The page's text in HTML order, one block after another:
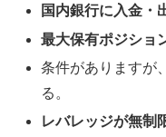
国内銀行に入金・
最大保有ポジショ
条件がありますが
る。
レバレッジが無制